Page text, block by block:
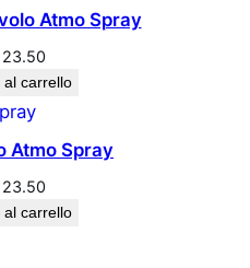
Atmo Spray
al carrello
Atmo Spray
al carrello